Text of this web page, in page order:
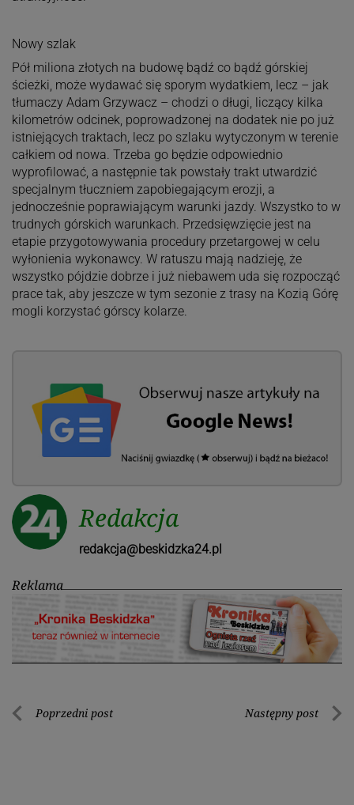
Nowy szlak
Pół miliona złotych na budowę bądź co bądź górskiej
ścieżki, może wydawać się sporym wydatkiem, lecz – jak
tłumaczy Adam Grzywacz – chodzi o długi, liczący kilka
kilometrów odcinek, poprowadzonej na dodatek nie po już
istniejących traktach, lecz po szlaku wytyczonym w terenie
całkiem od nowa. Trzeba go będzie odpowiednio
wyprofilować, a następnie tak powstały trakt utwardzić
specjalnym tłuczniem zapobiegającym erozji, a
jednocześnie poprawiającym warunki jazdy. Wszystko to w
trudnych górskich warunkach. Przedsięwzięcie jest na
etapie przygotowywania procedury przetargowej w celu
wyłonienia wykonawcy. W ratuszu mają nadzieję, że
wszystko pójdzie dobrze i już niebawem uda się rozpocząć
prace tak, aby jeszcze w tym sezonie z trasy na Kozią Górę
mogli korzystać górscy kolarze.
Redakcja
redakcja@beskidzka24.pl
Reklama
Nawigacja
Poprzedni post Następny post